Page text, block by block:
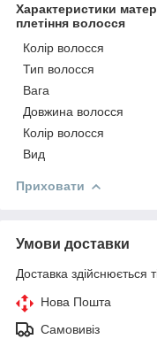
Характеристики
плетіння волосся
Колір волосся
Тип волосся
Вага
Довжина волосся
Колір волосся
Вид
Приховати
Умови доставки
Доставка здійснюється
Нова Пошта
Самовивіз